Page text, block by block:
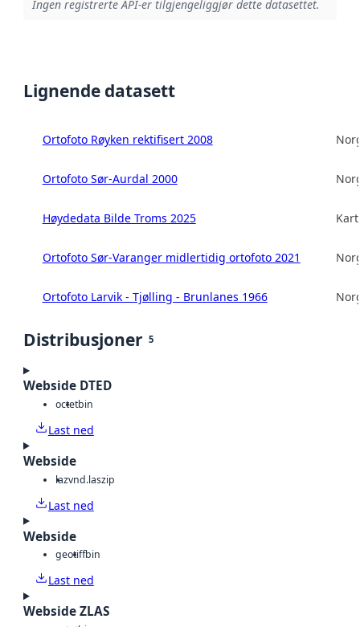
Ingen registrerte API-er tilgjengeliggjør dette datasettet.
Lignende datasett
Ortofoto Røyken rektifisert 2008
Ortofoto Sør-Aurdal 2000
Høydedata Bilde Troms 2025
Ortofoto Sør-Varanger midlertidig ortofoto 2021
Ortofoto Larvik - Tjølling - Brunlanes 1966
Distribusjoner 5
Webside DTED
octetbin
Last ned
Webside
lazvnd.laszip
Last ned
Webside
geotiffbin
Last ned
Webside ZLAS